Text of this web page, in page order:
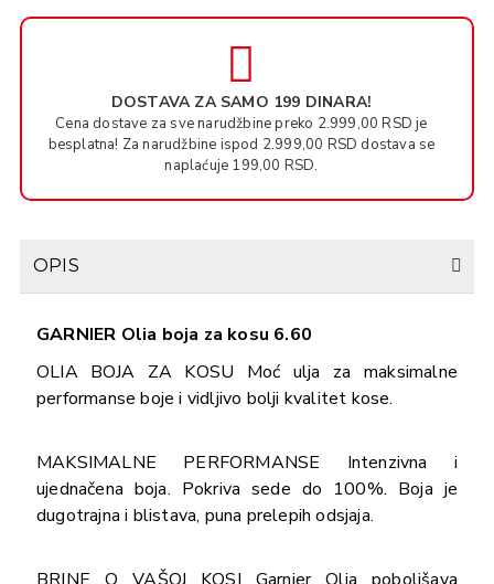
DOSTAVA ZA SAMO 199 DINARA!
Cena dostave za sve narudžbine preko 2.999,00 RSD je
besplatna! Za narudžbine ispod 2.999,00 RSD dostava se
naplaćuje 199,00 RSD.
OPIS
GARNIER Olia boja za kosu 6.60
OLIA BOJA ZA KOSU Moć ulja za maksimalne
performanse boje i vidljivo bolji kvalitet kose.
MAKSIMALNE PERFORMANSE Intenzivna i
ujednačena boja. Pokriva sede do 100%. Boja je
dugotrajna i blistava, puna prelepih odsjaja.